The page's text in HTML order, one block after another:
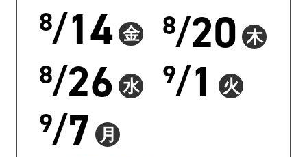
8/14 金 8/20 木
8/26 水 9/1 火
9/7 月